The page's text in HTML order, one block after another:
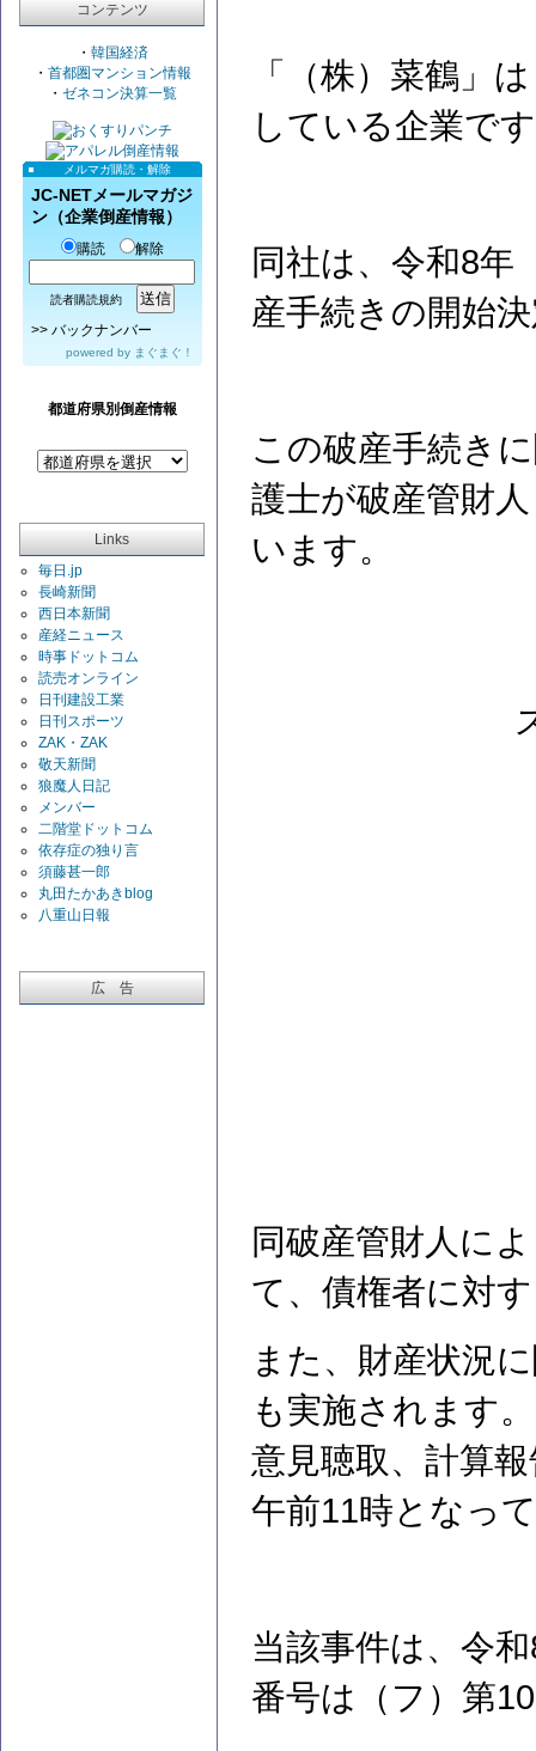
コンテンツ
・ 韓国経済
・ 首都圏マンション情報
・ ゼネコン決算一覧
メルマガ購読・解除
JC-NETメールマガジ
ン（企業倒産情報）
購読 解除
読者購読規約
>> バックナンバー
powered by まぐまぐ！
都道府県別倒産情報
Links
毎日.jp
長崎新聞
西日本新聞
産経ニュース
時事ドットコム
読売オンライン
日刊建設工業
日刊スポーツ
ZAK・ZAK
敬天新聞
狼魔人日記
メンバー
二階堂ドットコム
依存症の独り言
須藤甚一郎
丸田たかあきblog
八重山日報
広 告
「（株）菜鶴」
している企業で
同社は、令和8年
産手続きの開始
この破産手続き
護士が破産管財
います。
同破産管財人に
て、債権者に対
また、財産状況
も実施されます
意見聴取、計算
午前11時となっ
当該事件は、令
番号は（フ）第